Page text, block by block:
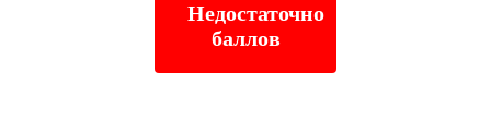
Недостаточно
баллов